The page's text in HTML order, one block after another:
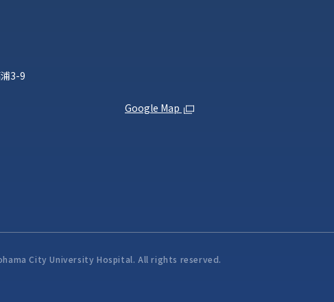
3-9
Google Map
City University Hospital. All rights reserved.